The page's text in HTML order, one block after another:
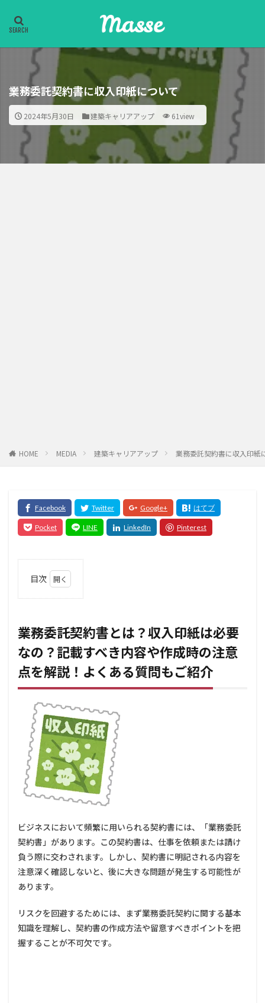
業務委託契約書に収入印紙について
2024年5月30日 建築キャリアアップ 61view
HOME MEDIA 建築キャリアアップ 業務委託契約書に収入印紙
目次
契約
書と
は？
収入
印紙
は必
要な
の？
記載
すべ
き内
容や
作成
時の
注意
点を
解
ある
質問
もご
紹介
業務
契約
書の
基礎
知識
業務委託契約書とは？収入印紙は必要
なの？記載すべき内容や作成時の注意
点を解説！よくある質問もご紹介
ビジネスにおいて頻繁に用いられる契約書には、「業務委託
契約書」があります。この契約書は、仕事を依頼または請け
負う際に交わされます。しかし、契約書に明記される内容を
注意深く確認しないと、後に大きな問題が発生する可能性が
あります。
リスクを回避するためには、まず業務委託契約に関する基本
知識を理解し、契約書の作成方法や留意すべきポイントを把
握することが不可欠です。